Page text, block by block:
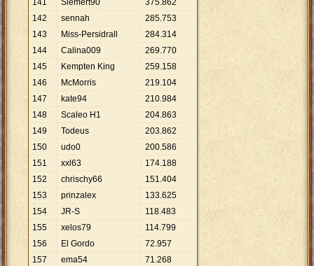
141
Siemert90 375.862
142
sennah 285.753
143
Miss-Persidrall 284.314
144
Calina009 269.770
145
Kempten King 259.158
146
McMorris 219.104
147
kate94 210.984
148
Scaleo H1 204.863
149
Todeus 203.862
150
udo0 200.586
151
xxl63 174.188
152
chrischy66 151.404
153
prinzalex 133.625
154
JR-S 118.483
155
xelos79 114.799
156
El Gordo 72.957
157
ema54 71.268